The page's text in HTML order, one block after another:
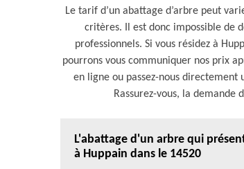
Le tarif d’un abattage d’arbre peut
critères. Il est donc impossible de
professionnels. Si vous résidez à
pourrons vous communiquer nos prix
en ligne ou passez-nous
Rassurez-vous, la
L'abattage d'un arbre qui
à Huppain dans le 14520